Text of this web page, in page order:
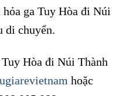
ga Tuy Hòa đi Núi
di chuyển.
Hòa đi Núi Thành
hoặc